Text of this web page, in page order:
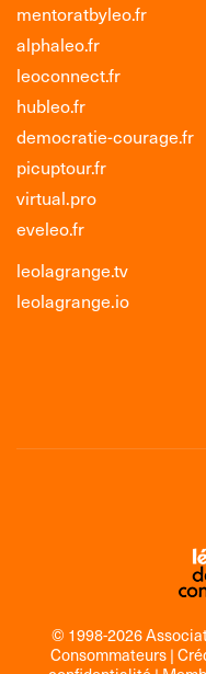
mentoratbyleo.fr
alphaleo.fr
leoconnect.fr
hubleo.fr
democratie-courage.fr
picuptour.fr
virtual.pro
eveleo.fr
leolagrange.tv
leolagrange.io
© 1998-2026
Consommateurs |